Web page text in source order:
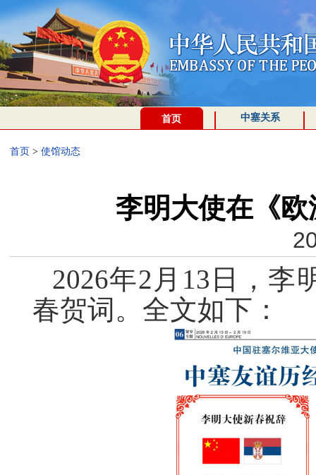
首页 中塞关系
首页 > 使馆动态
李明大使在《
2026年2 月 13 日，李
春贺词。全文如下：